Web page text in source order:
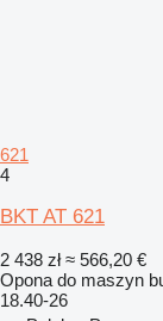
621
4
BKT AT 621
2 438 zł ≈ 566,20 €
Opona do maszyn
18.40-26